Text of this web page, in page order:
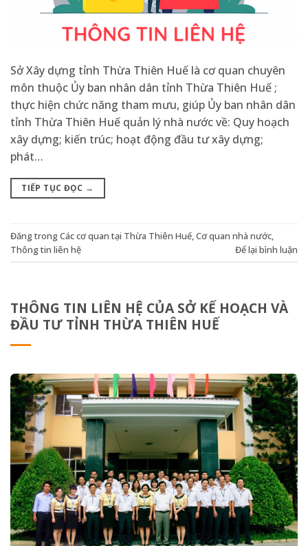
Sở Xây dựng tỉnh Thừa Thiên Huế là cơ quan chuyên
môn thuộc Ủy ban nhân dân tỉnh Thừa Thiên Huế ;
thực hiện chức năng tham mưu, giúp Ủy ban nhân dân
tỉnh Thừa Thiên Huế quản lý nhà nước về: Quy hoạch
xây dựng; kiến trúc; hoạt động đầu tư xây dựng;
phát…
TIẾP TỤC ĐỌC →
Đăng trongCác cơ quan tại Thừa Thiên Huế Cơ quan nhà nước
Thông tin liên hệ
Để lại bình luận
THÔNG TIN LIÊN HỆ CỦA SỞ KẾ HOẠCH VÀ
ĐẦU TƯ TỈNH THỪA THIÊN HUẾ